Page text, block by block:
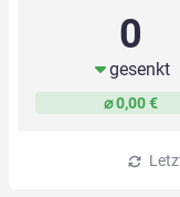
0
gesenkt
⌀ 0,00 €